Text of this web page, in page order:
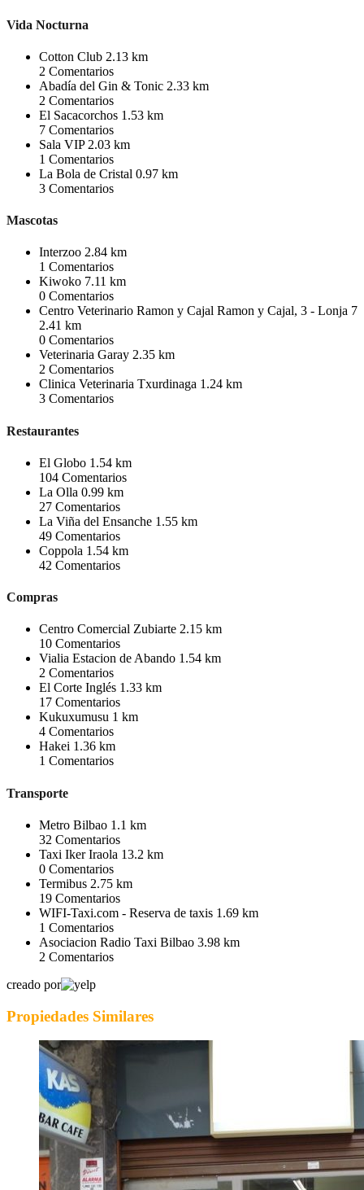
Vida Nocturna
Cotton Club 2.13 km
2 Comentarios
Abadía del Gin & Tonic 2.33 km
2 Comentarios
El Sacacorchos 1.53 km
7 Comentarios
Sala VIP 2.03 km
1 Comentarios
La Bola de Cristal 0.97 km
3 Comentarios
Mascotas
Interzoo 2.84 km
1 Comentarios
Kiwoko 7.11 km
0 Comentarios
Centro Veterinario Ramon y Cajal Ramon y Cajal, 3 - Lonja 7
2.41 km
0 Comentarios
Veterinaria Garay 2.35 km
2 Comentarios
Clinica Veterinaria Txurdinaga 1.24 km
3 Comentarios
Restaurantes
El Globo 1.54 km
104 Comentarios
La Olla 0.99 km
27 Comentarios
La Viña del Ensanche 1.55 km
49 Comentarios
Coppola 1.54 km
42 Comentarios
Compras
Centro Comercial Zubiarte 2.15 km
10 Comentarios
Vialia Estacion de Abando 1.54 km
2 Comentarios
El Corte Inglés 1.33 km
17 Comentarios
Kukuxumusu 1 km
4 Comentarios
Hakei 1.36 km
1 Comentarios
Transporte
Metro Bilbao 1.1 km
32 Comentarios
Taxi Iker Iraola 13.2 km
0 Comentarios
Termibus 2.75 km
19 Comentarios
WIFI-Taxi.com - Reserva de taxis 1.69 km
1 Comentarios
Asociacion Radio Taxi Bilbao 3.98 km
2 Comentarios
creado por
Propiedades Similares